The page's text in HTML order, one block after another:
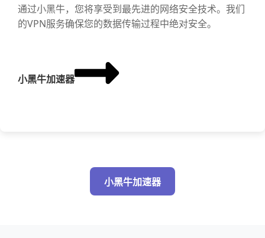
通过小黑牛，您将享受到最先进的网络安全技术。我们
的VPN服务确保您的数据传输过程中绝对安全。
小黑牛加速器
小黑牛加速器